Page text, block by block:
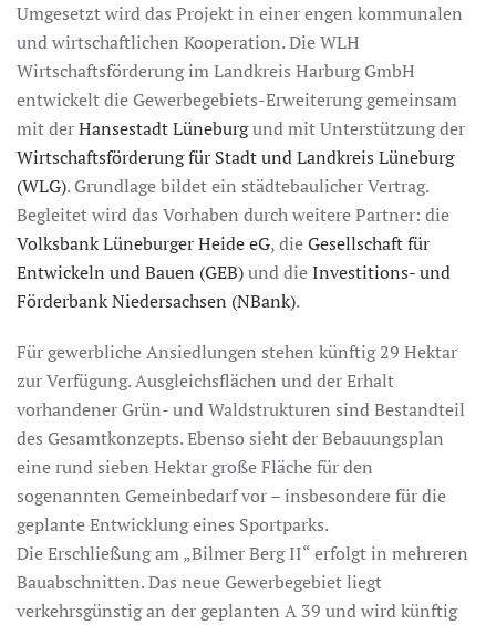
Umgesetzt wird das Projekt in einer engen kommunalen
und wirtschaftlichen Kooperation. Die WLH
Wirtschaftsförderung im Landkreis Harburg GmbH
entwickelt die Gewerbegebiets-Erweiterung gemeinsam
mit derHansestadt Lüneburgund mit Unterstützung der
Wirtschaftsförderung für Stadt und Landkreis Lüneburg
(WLG). Grundlage bildet ein städtebaulicher Vertrag.
Begleitet wird das Vorhaben durch weitere Partner: die
Volksbank Lüneburger Heide eG, dieGesellschaft für
Entwickeln und Bauen (GEB)und dieInvestitions- und
Förderbank Niedersachsen (NBank).
Für gewerbliche Ansiedlungen stehen künftig 29 Hektar
zur Verfügung. Ausgleichsflächen und der Erhalt
vorhandener Grün- und Waldstrukturen sind Bestandteil
des Gesamtkonzepts. Ebenso sieht der Bebauungsplan
eine rund sieben Hektar große Fläche für den
sogenannten Gemeinbedarf vor – insbesondere für die
geplante Entwicklung eines Sportparks.
Die Erschließung am „Bilmer Berg II“ erfolgt in mehreren
Bauabschnitten. Das neue Gewerbegebiet liegt
verkehrsgünstig an der geplanten A 39 und wird künftig